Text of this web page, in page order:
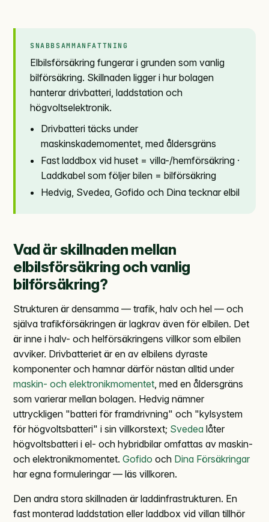
SNABBSAMMANFATTNING
Elbilsförsäkring fungerar i grunden som vanlig
bilförsäkring. Skillnaden ligger i hur bolagen
hanterar drivbatteri, laddstation och
högvoltselektronik.
Drivbatteri täcks under
maskinskademomentet, med åldersgräns
Fast laddbox vid huset = villa-/hemförsäkring ·
Laddkabel som följer bilen = bilförsäkring
Hedvig, Svedea, Gofido och Dina tecknar elbil
Vad är skillnaden mellan
elbilsförsäkring och vanlig
bilförsäkring?
Strukturen är densamma — trafik, halv och hel — och
själva trafikförsäkringen är lagkrav även för elbilen. Det
är inne i halv- och helförsäkringens villkor som elbilen
avviker. Drivbatteriet är en av elbilens dyraste
komponenter och hamnar därför nästan alltid under
maskin- och elektronikmomentet , med en åldersgräns
som varierar mellan bolagen. Hedvig nämner
uttryckligen "batteri för framdrivning" och "kylsystem
för högvoltsbatteri" i sin villkorstext; Svedea låter
högvoltsbatteri i el- och hybridbilar omfattas av maskin-
och elektronikmomentet. Gofido och Dina Försäkringar
har egna formuleringar — läs villkoren.
Den andra stora skillnaden är laddinfrastrukturen. En
fast monterad laddstation eller laddbox vid villan tillhör